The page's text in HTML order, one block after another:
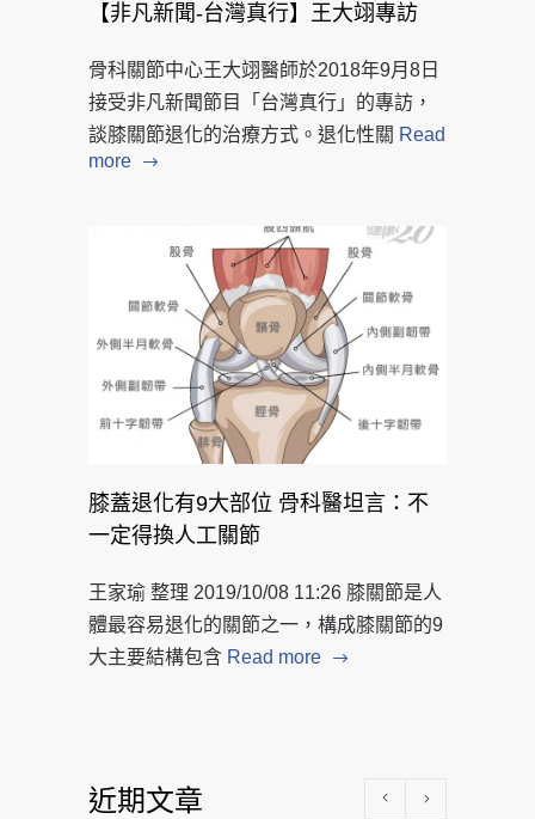
【非凡新聞-台灣真行】王大翊專訪
骨科關節中心王大翊醫師於2018年9月8日
接受非凡新聞節目「台灣真行」的專訪，
談膝關節退化的治療方式。退化性關 Read
more
膝蓋退化有9大部位 骨科醫坦言：不
一定得換人工關節
王家瑜 整理 2019/10/08 11:26 膝關節是人
體最容易退化的關節之一，構成膝關節的9
大主要結構包含 Read more
近期文章